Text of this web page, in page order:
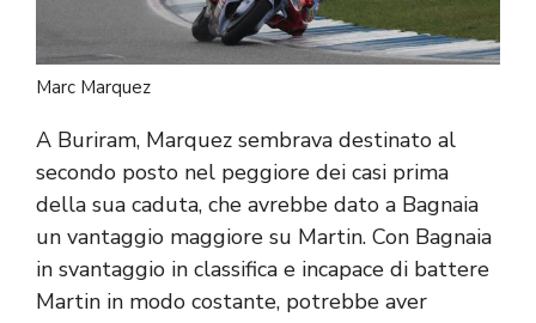
Marc Marquez
A Buriram, Marquez sembrava destinato al
secondo posto nel peggiore dei casi prima
della sua caduta, che avrebbe dato a Bagnaia
un vantaggio maggiore su Martin. Con Bagnaia
in svantaggio in classifica e incapace di battere
Martin in modo costante, potrebbe aver